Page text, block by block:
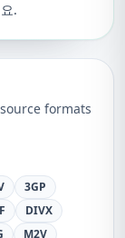
.
formats
3GP
DIVX
M2V